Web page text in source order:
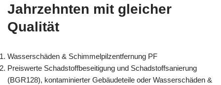
Jahrzehnten mit gleicher
Qualität
Wasserschäden & Schimmelpilzentfernung PF
Preiswerte Schadstoffbeseitigung und Schadstoffsanierung
(BGR128), kontaminierter Gebäudeteile oder Wasserschäden &